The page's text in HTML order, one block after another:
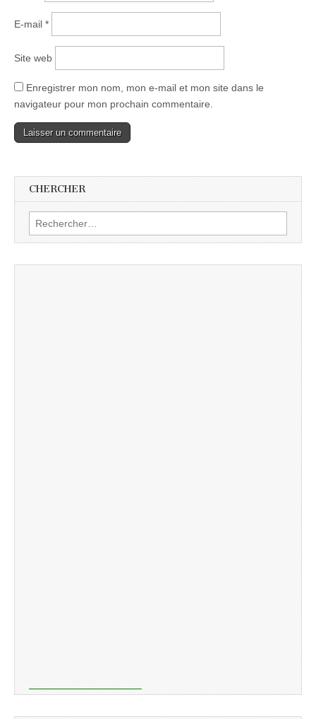
E-mail *
Site web
Enregistrer mon nom, mon e-mail et mon site dans le
navigateur pour mon prochain commentaire.
CHERCHER
Rechercher :